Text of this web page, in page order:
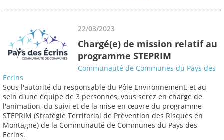
22/03/2023
Chargé(e) de mission relatif au
programme STEPRIM
Communauté de Communes du Pays des
Ecrins
Sous l'autorité du responsable du Pôle Environnement, et au
sein d'une équipe de 3 personnes, vous serez en charge de
l'animation, du suivi et de la mise en œuvre du programme
STEPRIM (Stratégie Territorial de Prévention des Risques en
Montagne) de la Communauté de Communes du Pays des
Ecrins.